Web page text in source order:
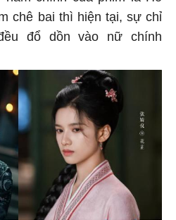
chê bai thì hiện tại, sự chỉ
đổ dồn vào nữ chính